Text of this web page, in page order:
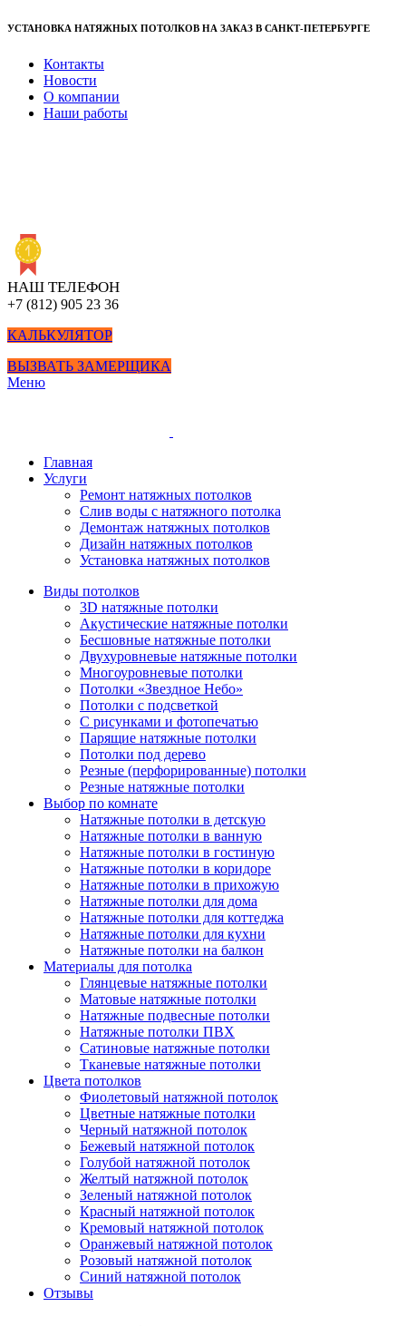
УСТАНОВКА НАТЯЖНЫХ ПОТОЛКОВ НА ЗАКАЗ В САНКТ-ПЕТЕРБУРГЕ
Контакты
Новости
О компании
Наши работы
НАШ ТЕЛЕФОН
+7 (812) 905 23 36
КАЛЬКУЛЯТОР
ВЫЗВАТЬ ЗАМЕРЩИКА
Меню
Главная
Услуги
Ремонт натяжных потолков
Слив воды с натяжного потолка
Демонтаж натяжных потолков
Дизайн натяжных потолков
Установка натяжных потолков
Виды потолков
3D натяжные потолки
Акустические натяжные потолки
Бесшовные натяжные потолки
Двухуровневые натяжные потолки
Многоуровневые потолки
Потолки «Звездное Небо»
Потолки с подсветкой
С рисунками и фотопечатью
Парящие натяжные потолки
Потолки под дерево
Резные (перфорированные) потолки
Резные натяжные потолки
Выбор по комнате
Натяжные потолки в детскую
Натяжные потолки в ванную
Натяжные потолки в гостиную
Натяжные потолки в коридоре
Натяжные потолки в прихожую
Натяжные потолки для дома
Натяжные потолки для коттеджа
Натяжные потолки для кухни
Натяжные потолки на балкон
Материалы для потолка
Глянцевые натяжные потолки
Матовые натяжные потолки
Натяжные подвесные потолки
Натяжные потолки ПВХ
Сатиновые натяжные потолки
Тканевые натяжные потолки
Цвета потолков
Фиолетовый натяжной потолок
Цветные натяжные потолки
Черный натяжной потолок
Бежевый натяжной потолок
Голубой натяжной потолок
Желтый натяжной потолок
Зеленый натяжной потолок
Красный натяжной потолок
Кремовый натяжной потолок
Оранжевый натяжной потолок
Розовый натяжной потолок
Синий натяжной потолок
Отзывы